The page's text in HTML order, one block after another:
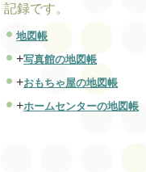
記録です。
地図帳
+写真館の地図帳
+おもちゃ屋の地図帳
+ホームセンターの地図帳